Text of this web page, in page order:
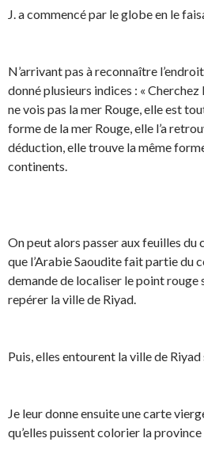
J. a commencé par le globe en le
N’arrivant pas à reconnaître
donné plusieurs indices : « Cherchez
ne vois pas la mer Rouge, elle est
forme de la mer Rouge, elle l’a
déduction, elle trouve la même
continents.
On peut alors passer aux feuilles du
que l’Arabie Saoudite fait partie du
demande de localiser le point rouge
repérer la ville de Riyad.
Puis, elles entourent la ville de
Je leur donne ensuite une carte
qu’elles puissent colorier la province